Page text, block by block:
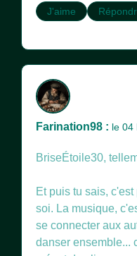
J'aime
Farination98 : le 04
BriseÉtoile30,
Et puis tu sais,
soi. La musique,
se connecter aux
danser ensemble...